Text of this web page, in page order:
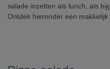
salade inzetten als lunch, als
Ontdek hieronder een makkelijk